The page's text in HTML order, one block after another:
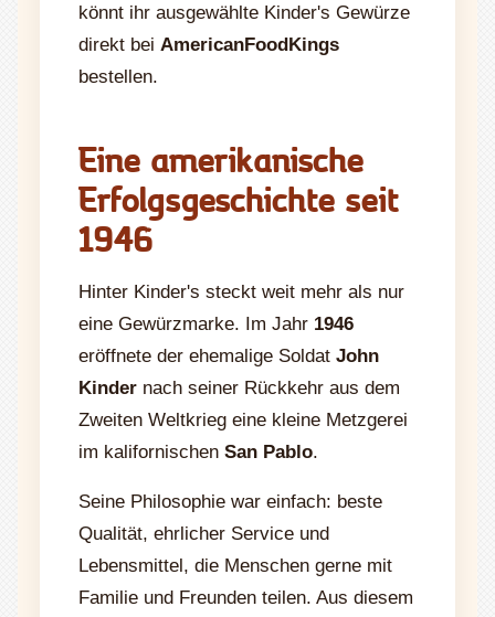
könnt ihr ausgewählte Kinder's Gewürze
direkt bei AmericanFoodKings
bestellen.
Eine amerikanische
Erfolgsgeschichte seit
1946
Hinter Kinder's steckt weit mehr als nur
eine Gewürzmarke. Im Jahr 1946
eröffnete der ehemalige Soldat John
Kinder nach seiner Rückkehr aus dem
Zweiten Weltkrieg eine kleine Metzgerei
im kalifornischen San Pablo.
Seine Philosophie war einfach: beste
Qualität, ehrlicher Service und
Lebensmittel, die Menschen gerne mit
Familie und Freunden teilen. Aus diesem